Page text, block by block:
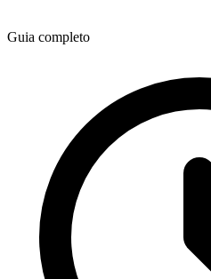
Guia completo